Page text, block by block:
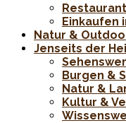
Einkaufen
Natur &
Jenseits der
Burgen &
Natur &
Kultur &